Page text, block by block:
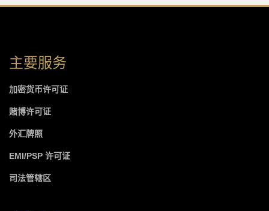
主要服务
加密货币许可证
赌博许可证
外汇牌照
EMI/PSP 许可证
司法管辖区